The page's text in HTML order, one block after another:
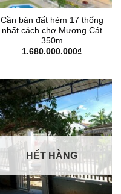
Cần bán đất hẻm 17 thống
nhất cách chợ Mương Cát
350m
1.680.000.000₫
HẾT HÀNG